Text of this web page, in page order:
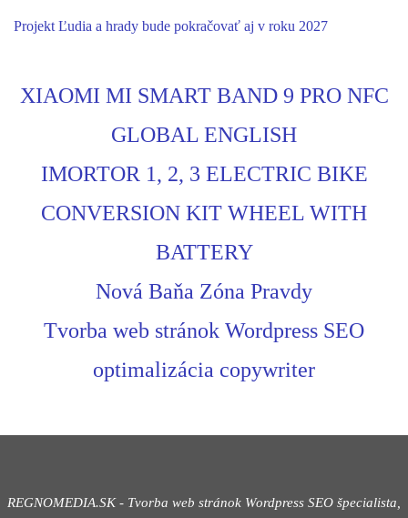
Projekt Ľudia a hrady bude pokračovať aj v roku 2027
XIAOMI MI SMART BAND 9 PRO NFC
GLOBAL ENGLISH
IMORTOR 1, 2, 3 ELECTRIC BIKE
CONVERSION KIT WHEEL WITH
BATTERY
Nová Baňa Zóna Pravdy
Tvorba web stránok Wordpress SEO
optimalizácia copywriter
REGNOMEDIA.SK - Tvorba web stránok Wordpress SEO špecialista,